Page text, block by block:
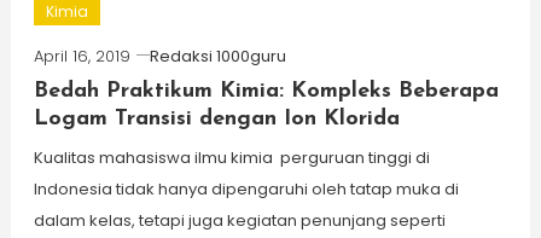
Kimia
April 16, 2019
Redaksi 1000guru
Bedah Praktikum Kimia: Kompleks Beberapa
Logam Transisi dengan Ion Klorida
Kualitas mahasiswa ilmu kimia perguruan tinggi di
Indonesia tidak hanya dipengaruhi oleh tatap muka di
dalam kelas, tetapi juga kegiatan penunjang seperti